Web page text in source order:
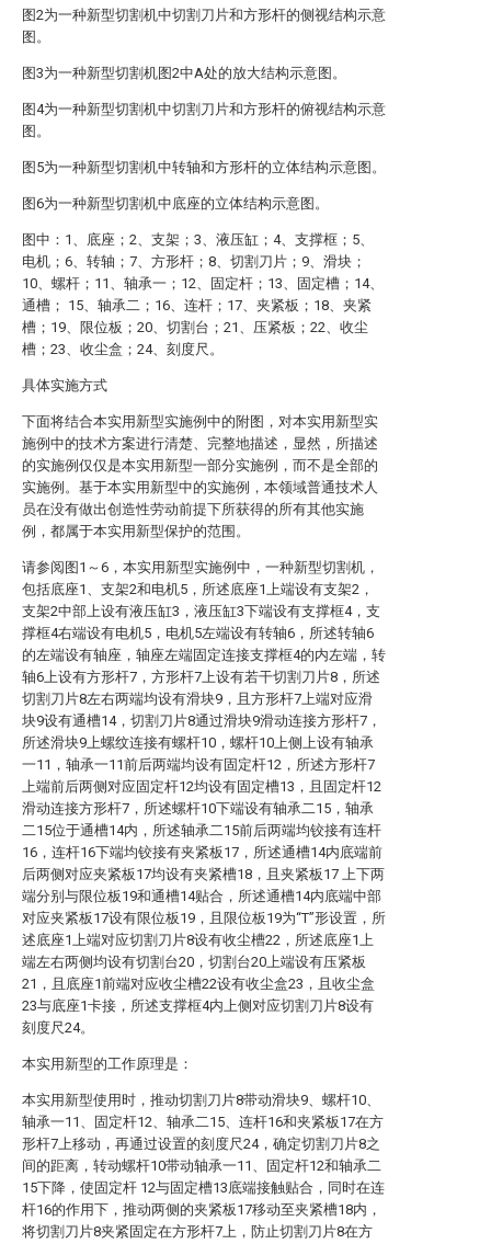
图2为一种新型切割机中切割刀片和方形杆的侧视结构示意
图。
图3为一种新型切割机图2中A处的放大结构示意图。
图4为一种新型切割机中切割刀片和方形杆的俯视结构示意
图。
图5为一种新型切割机中转轴和方形杆的立体结构示意图。
图6为一种新型切割机中底座的立体结构示意图。
图中：1、底座；2、支架；3、液压缸；4、支撑框；5、
电机；6、转轴；7、方形杆；8、切割刀片；9、滑块；
10、螺杆；11、轴承一；12、固定杆；13、固定槽；14、
通槽； 15、轴承二；16、连杆；17、夹紧板；18、夹紧
槽；19、限位板；20、切割台；21、压紧板；22、收尘
槽；23、收尘盒；24、刻度尺。
具体实施方式
下面将结合本实用新型实施例中的附图，对本实用新型实
施例中的技术方案进行清楚、完整地描述，显然，所描述
的实施例仅仅是本实用新型一部分实施例，而不是全部的
实施例。基于本实用新型中的实施例，本领域普通技术人
员在没有做出创造性劳动前提下所获得的所有其他实施
例，都属于本实用新型保护的范围。
请参阅图1～6，本实用新型实施例中，一种新型切割机，
包括底座1、支架2和电机5，所述底座1上端设有支架2，
支架2中部上设有液压缸3，液压缸3下端设有支撑框4，支
撑框4右端设有电机5，电机5左端设有转轴6，所述转轴6
的左端设有轴座，轴座左端固定连接支撑框4的内左端，转
轴6上设有方形杆7，方形杆7上设有若干切割刀片8，所述
切割刀片8左右两端均设有滑块9，且方形杆7上端对应滑
块9设有通槽14，切割刀片8通过滑块9滑动连接方形杆7，
所述滑块9上螺纹连接有螺杆10，螺杆10上侧上设有轴承
一11，轴承一11前后两端均设有固定杆12，所述方形杆7
上端前后两侧对应固定杆12均设有固定槽13，且固定杆12
滑动连接方形杆7，所述螺杆10下端设有轴承二15，轴承
二15位于通槽14内，所述轴承二15前后两端均铰接有连杆
16，连杆16下端均铰接有夹紧板17，所述通槽14内底端前
后两侧对应夹紧板17均设有夹紧槽18，且夹紧板17 上下两
端分别与限位板19和通槽14贴合，所述通槽14内底端中部
对应夹紧板17设有限位板19，且限位板19为“T”形设置，所
述底座1上端对应切割刀片8设有收尘槽22，所述底座1上
端左右两侧均设有切割台20，切割台20上端设有压紧板
21，且底座1前端对应收尘槽22设有收尘盒23，且收尘盒
23与底座1卡接，所述支撑框4内上侧对应切割刀片8设有
刻度尺24。
本实用新型的工作原理是：
本实用新型使用时，推动切割刀片8带动滑块9、螺杆10、
轴承一11、固定杆12、轴承二15、连杆16和夹紧板17在方
形杆7上移动，再通过设置的刻度尺24，确定切割刀片8之
间的距离，转动螺杆10带动轴承一11、固定杆12和轴承二
15下降，使固定杆 12与固定槽13底端接触贴合，同时在连
杆16的作用下，推动两侧的夹紧板17移动至夹紧槽18内，
将切割刀片8夹紧固定在方形杆7上，防止切割刀片8在方